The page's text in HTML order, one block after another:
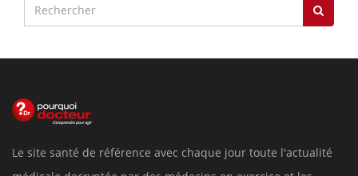
Le site santé de référence avec chaque jour toute l'actualité